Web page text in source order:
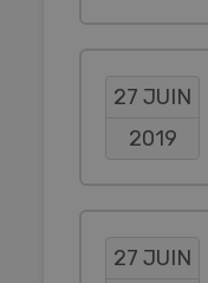
27 JUIN
2019
27 JUIN